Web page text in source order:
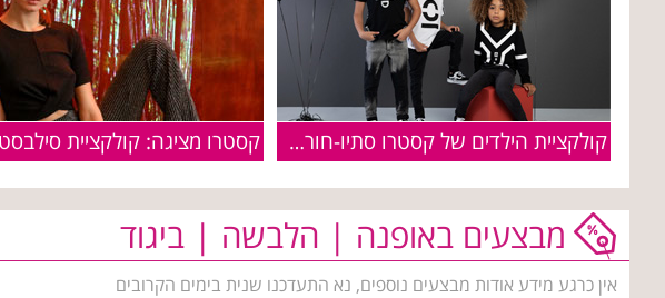
קולקציית הילדים של קסטרו סתיו-חורף 2019-2020
מבצעים באופנה | הלבשה | ביגוד
אין כרגע מידע אודות מבצעים נוספים, נא התעדכנו שנית בימים הקרובים